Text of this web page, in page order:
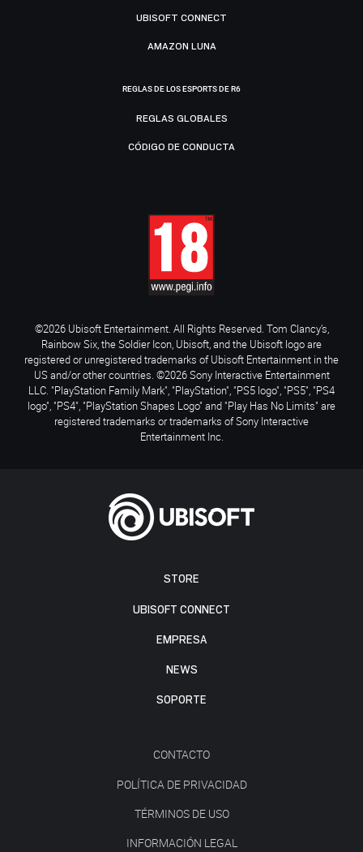
STORE
UBISOFT CONNECT
EMPRESA
NEWS
SOPORTE
CONTACTO
POLÍTICA DE PRIVACIDAD
TÉRMINOS DE USO
INFORMACIÓN LEGAL
UBISOFT CONNECT
AMAZON LUNA
REGLAS DE LOS ESPORTS DE R6
REGLAS GLOBALES
CÓDIGO DE CONDUCTA
©2026 Ubisoft Entertainment. All Rights Reserved. Tom Clancy’s,
Rainbow Six, the Soldier Icon, Ubisoft, and the Ubisoft logo are
registered or unregistered trademarks of Ubisoft Entertainment in the
US and/or other countries. ©2026 Sony Interactive Entertainment
LLC. "PlayStation Family Mark", "PlayStation", "PS5 logo", "PS5", "PS4
logo", "PS4", "PlayStation Shapes Logo" and "Play Has No Limits" are
registered trademarks or trademarks of Sony Interactive
Entertainment Inc.